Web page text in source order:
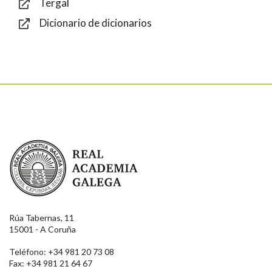
Tergal
Dicionario de dicionarios
Real Academia Galega
Rúa Tabernas, 11
15001 - A Coruña
Teléfono: +34 981 20 73 08
Fax: +34 981 21 64 67